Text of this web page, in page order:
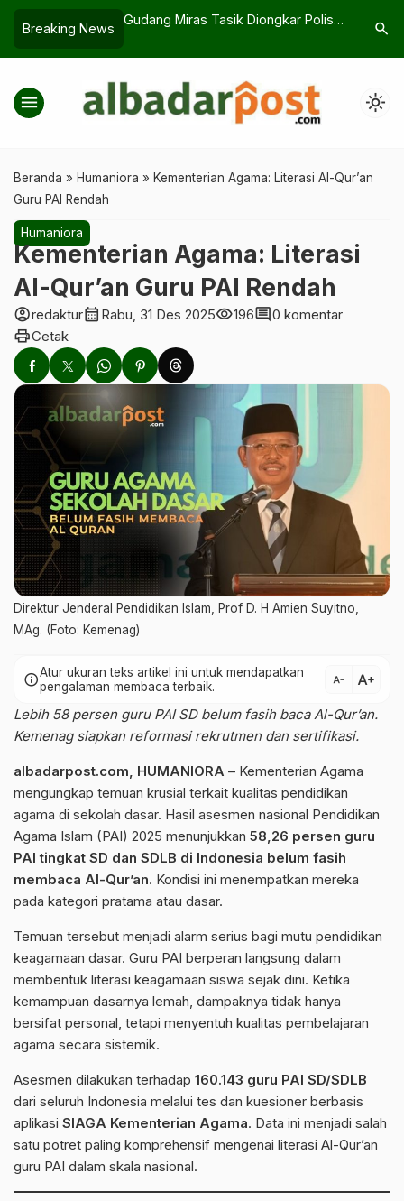
Breaking News
Polisi Sikat Knalpot Brong, Warga
5
search
menu light_mode
Beranda » Humaniora » Kementerian Agama: Literasi Al-Qur’an
Guru PAI Rendah
Humaniora
Kementerian Agama: Literasi
Al-Qur’an Guru PAI Rendah
account_circleredakturcalendar_month Rabu, 31 Des 2025visibility196comment0 komentar
printCetak
Direktur Jenderal Pendidikan Islam, Prof D. H Amien Suyitno,
MAg. (Foto: Kemenag)
infoAtur ukuran teks artikel ini untuk mendapatkan
pengalaman membaca terbaik.
text_decrease text_increase
Lebih 58 persen guru PAI SD belum fasih baca Al-Qur’an.
Kemenag siapkan reformasi rekrutmen dan sertifikasi.
albadarpost.com, HUMANIORA – Kementerian Agama
mengungkap temuan krusial terkait kualitas pendidikan
agama di sekolah dasar. Hasil asesmen nasional Pendidikan
Agama Islam (PAI) 2025 menunjukkan 58,26 persen guru
PAI tingkat SD dan SDLB di Indonesia belum fasih
membaca Al-Qur’an. Kondisi ini menempatkan mereka
pada kategori pratama atau dasar.
Temuan tersebut menjadi alarm serius bagi mutu pendidikan
keagamaan dasar. Guru PAI berperan langsung dalam
membentuk literasi keagamaan siswa sejak dini. Ketika
kemampuan dasarnya lemah, dampaknya tidak hanya
bersifat personal, tetapi menyentuh kualitas pembelajaran
agama secara sistemik.
Asesmen dilakukan terhadap 160.143 guru PAI SD/SDLB
dari seluruh Indonesia melalui tes dan kuesioner berbasis
aplikasi SIAGA Kementerian Agama. Data ini menjadi salah
satu potret paling komprehensif mengenai literasi Al-Qur’an
guru PAI dalam skala nasional.